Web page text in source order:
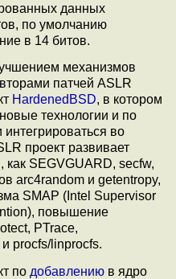
данных
по умолчанию
в 14 битов.
механизмов
патчей ASLR
HardenedBSD, в котором
технологии и по
интегрироваться во
проект развивает
как SEGVGUARD, secfw,
arc4random и getentropy,
SMAP (Intel Supervisor
повышение
PTrace,
procfs/linprocfs.
по добавлению в ядро